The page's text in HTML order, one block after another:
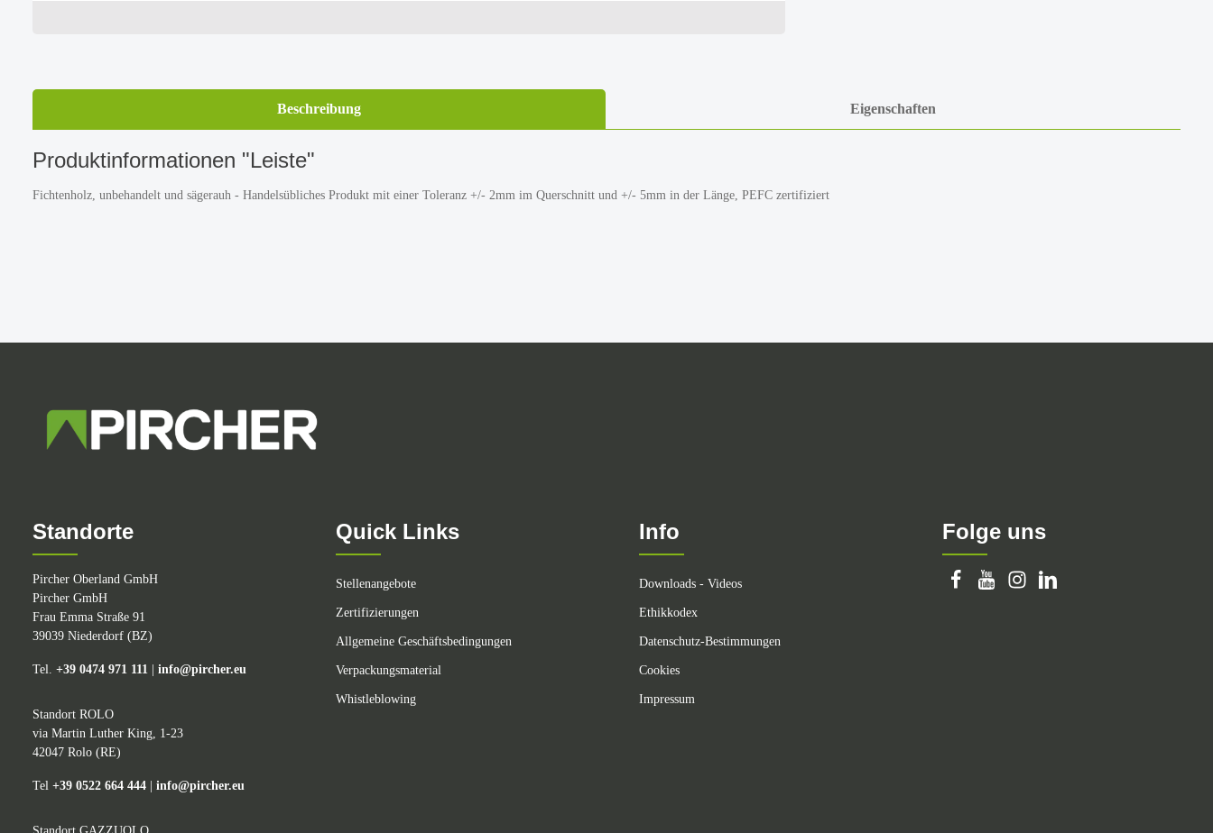
Beschreibung Eigenschaften
Produktinformationen "Leiste"
Fichtenholz, unbehandelt und sägerauh - Handelsübliches Produkt mit einer Toleranz +/- 2mm im Querschnitt und +/- 5mm in der Länge, PEFC zertifiziert
Folge uns
Standorte
Pircher Oberland GmbH
Pircher GmbH
Frau Emma Straße 91
39039 Niederdorf (BZ)
Tel. +39 0474 971 111 info@pircher.eu
Standort ROLO
via Martin Luther King, 1-23
42047 Rolo (RE)
Tel +39 0522 664 444 info@pircher.eu
Quick Links
Stellenangebote
Zertifizierungen
Allgemeine Geschäftsbedingungen
Verpackungsmaterial
Whistleblowing
Info
Downloads - Videos
Ethikkodex
Datenschutz-Bestimmungen
Cookies
Impressum